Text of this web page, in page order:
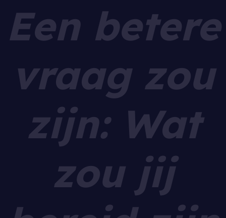
Een betere
vraag zou
zijn: Wat
zou jij